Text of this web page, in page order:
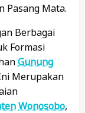
Pasang Mata.
Berbagai
Formasi
Gunung
Merupakan
Wonosobo,